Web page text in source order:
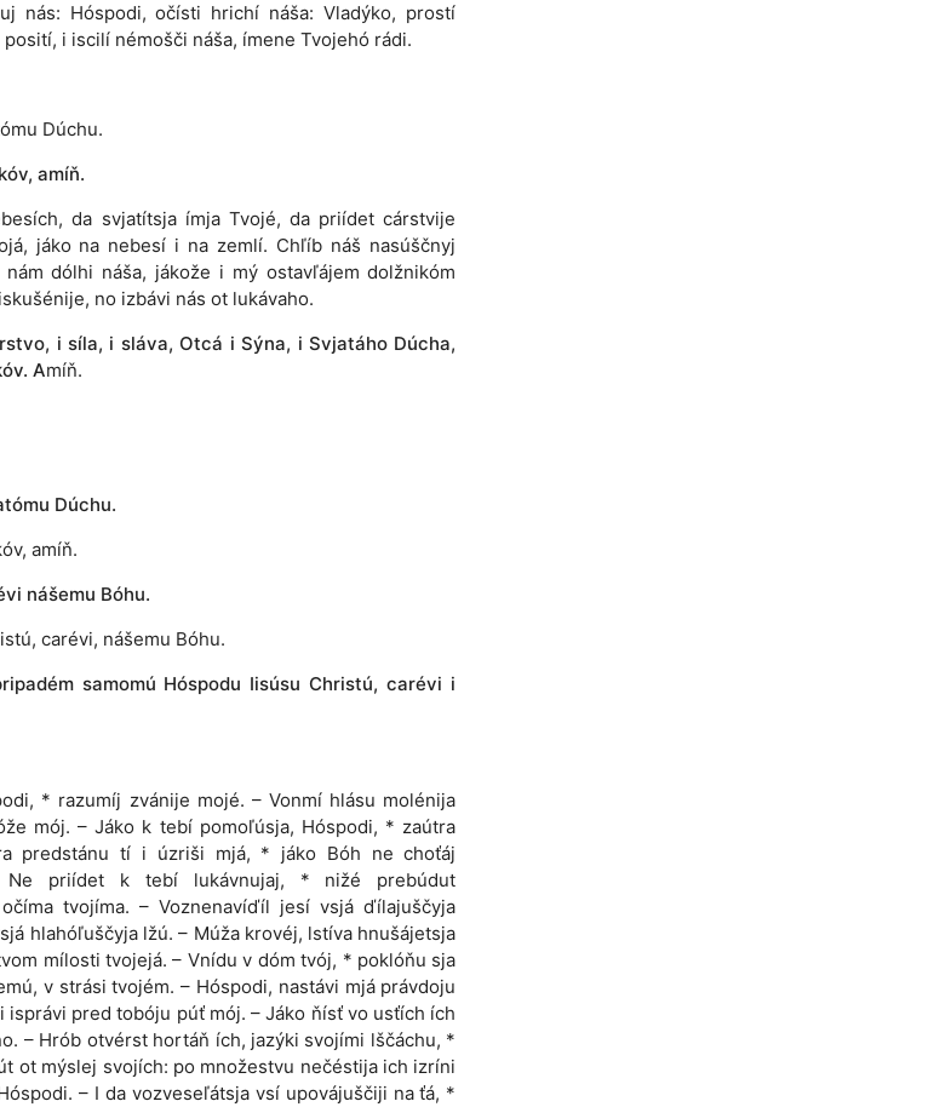
nás: Hóspodi, očísti hrichí náša: Vladýko, prostí
i iscilí némošči náša, ímene Tvojehó rádi.
Dúchu.
amíň.
da svjatítsja ímja Tvojé, da priídet cárstvije
jáko na nebesí i na zemlí. Chľíb náš nasúščnyj
dólhi náša, jákože i mý ostavľájem dolžnikóm
no izbávi nás ot lukávaho.
i síla, i sláva, Otcá i Sýna, i Svjatáho Dúcha,
Amíň.
Dúchu.
amíň.
nášemu Bóhu.
carévi, nášemu Bóhu.
samomú Hóspodu Iisúsu Christú, carévi i
* razumíj zvánije mojé. – Vonmí hlásu molénija
mój. – Jáko k tebí pomoľúsja, Hóspodi, * zaútra
predstánu tí i úzriši mjá, * jáko Bóh ne choťáj
Ne priídet k tebí lukávnujaj, * nižé prebúdut
tvojíma. – Voznenavíďíl jesí vsjá ďílajuščyja
hlahóľuščyja lžú. – Múža krovéj, lstíva hnušájetsja
mílosti tvojejá. – Vnídu v dóm tvój, * poklóňu sja
v strási tvojém. – Hóspodi, nastávi mjá právdoju
pred tobóju púť mój. – Jáko ňísť vo usťích ích
– Hrób otvérst hortáň ích, jazýki svojími lščáchu, *
ot mýslej svojích: po množestvu nečéstija ich izríni
– I da vozveseľátsja vsí upovájuščiji na ťá, *